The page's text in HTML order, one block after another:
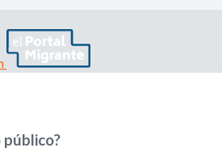
o
d
d